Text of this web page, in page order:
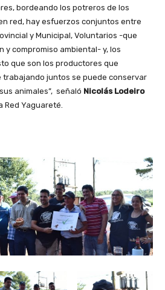
bordeando los potreros de los
red, hay esfuerzos conjuntos entre
y Municipal, Voluntarios -que
y compromiso ambiental- y, los
que son los productores que
juntos se puede conservar
animales”, señaló Nicolás Lodeiro
Red Yaguareté.